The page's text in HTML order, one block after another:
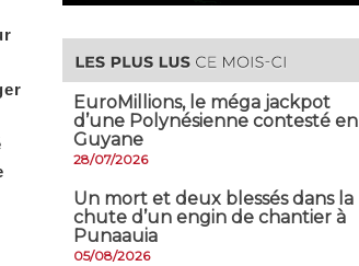
EuroMillions, ​le méga jackpot
d’une Polynésienne contesté en
Guyane
28/07/2026
​Un mort et deux blessés dans la
chute d’un engin de chantier à
Punaauia
05/08/2026